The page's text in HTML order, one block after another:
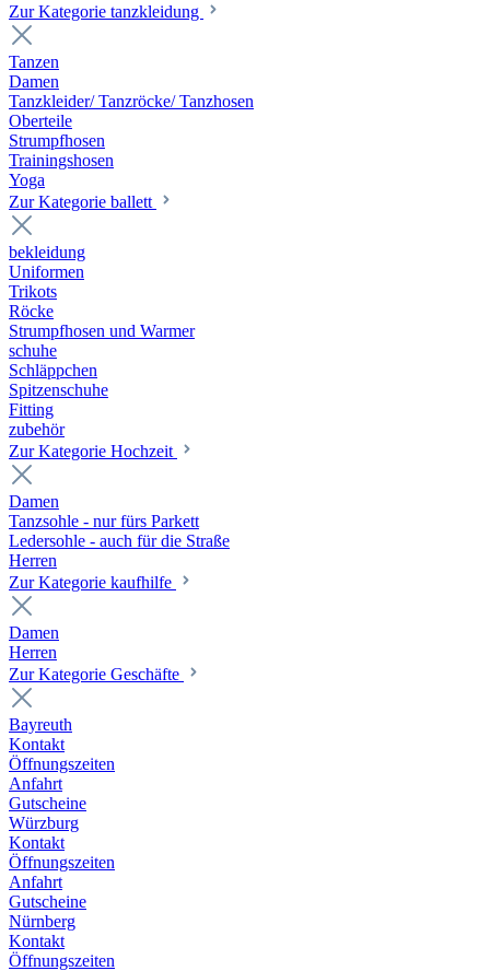
Zur Kategorie tanzkleidung
Tanzen
Damen
Tanzkleider/ Tanzröcke/ Tanzhosen
Oberteile
Strumpfhosen
Trainingshosen
Yoga
Zur Kategorie ballett
bekleidung
Uniformen
Trikots
Röcke
Strumpfhosen und Warmer
schuhe
Schläppchen
Spitzenschuhe
Fitting
zubehör
Zur Kategorie Hochzeit
Damen
Tanzsohle - nur fürs Parkett
Ledersohle - auch für die Straße
Herren
Zur Kategorie kaufhilfe
Damen
Herren
Zur Kategorie Geschäfte
Bayreuth
Kontakt
Öffnungszeiten
Anfahrt
Gutscheine
Würzburg
Kontakt
Öffnungszeiten
Anfahrt
Gutscheine
Nürnberg
Kontakt
Öffnungszeiten